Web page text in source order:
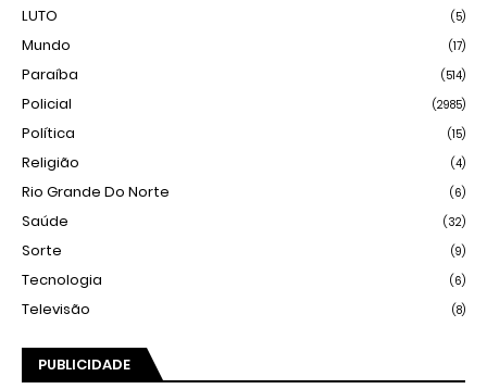
LUTO (5)
Mundo (17)
Paraíba (514)
Policial (2985)
Política (15)
Religião (4)
Rio Grande Do Norte (6)
Saúde (32)
Sorte (9)
Tecnologia (6)
Televisão (8)
PUBLICIDADE